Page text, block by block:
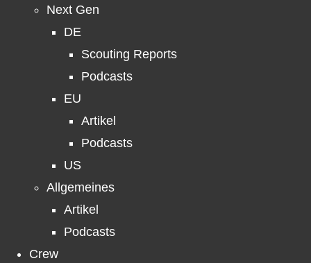
Next Gen
DE
Scouting Reports
Podcasts
EU
Artikel
Podcasts
US
Allgemeines
Artikel
Podcasts
Crew